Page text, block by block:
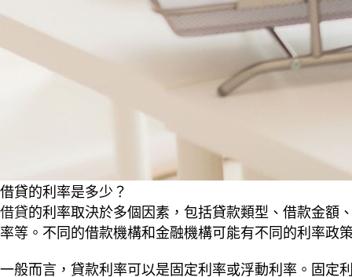
借貸的利率是多少？
借貸的利率取決於多個因素，包括貸款類型、借款金額
率等。不同的借款機構和金融機構可能有不同的利率政
一般而言，貸款利率可以是固定利率或浮動利率。固定